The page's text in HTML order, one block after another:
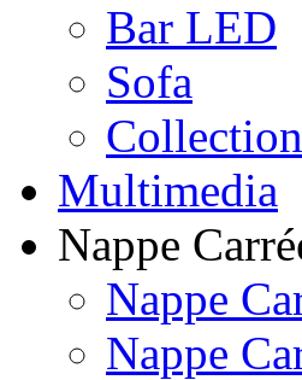
Bar LED
Sofa
Multimedia
Nappe
Nappe
Nappe